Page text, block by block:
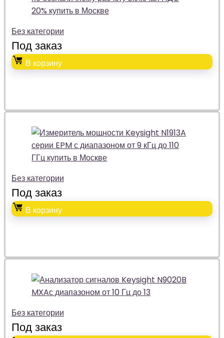
Без категории
Под заказ
В корзину
Без категории
Под заказ
В корзину
Без категории
Под заказ